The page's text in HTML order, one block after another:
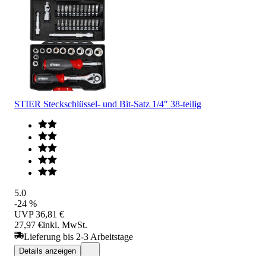
STIER Steckschlüssel- und Bit-Satz 1/4" 38-teilig
5.0
-24 %
UVP 36,81 €
27,97 €inkl. MwSt.
Lieferung bis 2-3 Arbeitstage
Details anzeigen